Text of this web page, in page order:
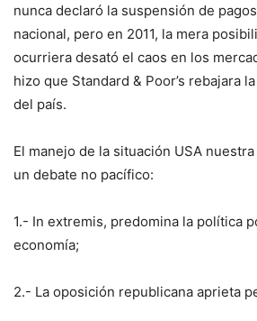
nunca declaró la suspensión de
nacional, pero en 2011, la mera
ocurriera desató el caos en los
hizo que Standard & Poor’s rebajara
del país.
El manejo de la situación USA
un debate no pacífico:
1.- In extremis, predomina la política
economía;
2.- La oposición republicana aprieta